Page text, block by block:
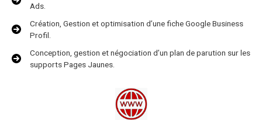
Ads.
Création, Gestion et optimisation d’une fiche Google Business
Profil.
Conception, gestion et négociation d’un plan de parution sur les
supports Pages Jaunes.